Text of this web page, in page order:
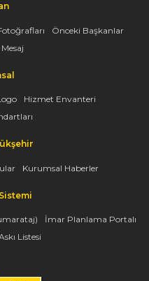
Önceki Başkanlar
Hizmet Envanteri
Kurumsal Haberler
İmar Planlama Portalı
Listesi